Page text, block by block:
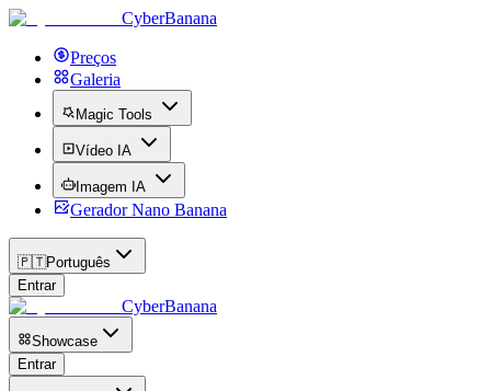
CyberBanana
Preços
Galeria
Magic Tools
Vídeo IA
Imagem IA
Gerador Nano Banana
🇵🇹Português
Entrar
CyberBanana
Showcase
Entrar